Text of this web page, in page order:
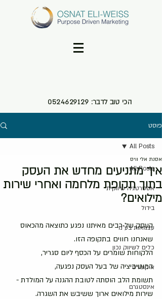
הכי טוב לדבר: 0524629129
פוסט
All Posts
אסטרטגיה שיווקית
בידול
עצמאות בע"מ
כלים לשיווק נכון
איקומרס
אינסטגרם
All Posts
איך מתניעים מחדש את העסק
בתוך תקופת מלחמה ואחרי שירות
מילואים?
אסנת אלי וויס
העסק של רבים מאיתנו נפגע כתוצאה מהכאוס
שאנחנו חווים בתקופה הזו.
הלקוחות שומרים על הכסף ליום סגריר,
המוטיביציה של בעל העסק נפגעה,
תשומת הלב הוסתה לטובת ההגנה על המולדת -
שירות מילואים ארוך ששיבש את השגרה.